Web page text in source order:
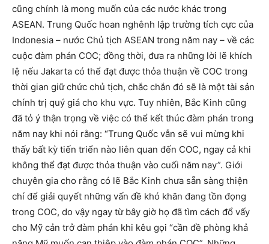
cũng chính là mong muốn của các nước khác trong
ASEAN. Trung Quốc hoan nghênh lập trường tích cực của
Indonesia – nước Chủ tịch ASEAN trong năm nay – về các
cuộc đàm phán COC; đồng thời, đưa ra những lời lẽ khích
lệ nếu Jakarta có thể đạt được thỏa thuận về COC trong
thời gian giữ chức chủ tịch, chắc chắn đó sẽ là một tài sản
chính trị quý giá cho khu vực. Tuy nhiên, Bắc Kinh cũng
đã tỏ ý thận trọng về việc có thể kết thúc đàm phán trong
năm nay khi nói rằng: “Trung Quốc vẫn sẽ vui mừng khi
thấy bất kỳ tiến triển nào liên quan đến COC, ngay cả khi
không thể đạt được thỏa thuận vào cuối năm nay”. Giới
chuyên gia cho rằng có lẽ Bắc Kinh chưa sẵn sàng thiện
chí để giải quyết những vấn đề khó khăn đang tồn đọng
trong COC, do vậy ngay từ bây giờ họ đã tìm cách đổ vấy
cho Mỹ cản trở đàm phán khi kêu gọi “cần đề phòng khả